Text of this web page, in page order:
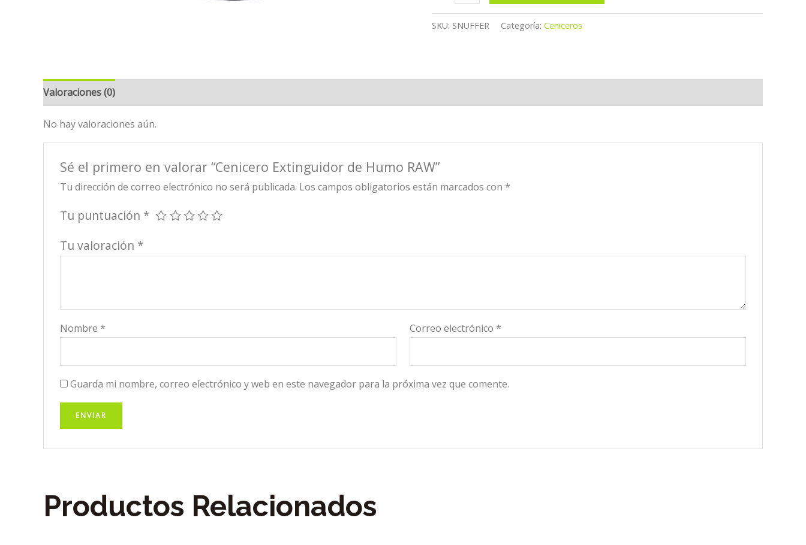
Extinguidor
de
cantidad
SKU: SNUFFER Categoría: Ceniceros
Valoraciones (0)
No hay valoraciones aún.
Sé el primero en valorar “Cenicero Extinguidor de Humo RAW”
Tu dirección de correo electrónico no será publicada. Los campos obligatorios están marcados con *
Tu puntuación *
Tu valoración *
Nombre * Correo electrónico *
Guarda mi nombre, correo electrónico y web en este navegador para la próxima vez que comente.
Productos Relacionados